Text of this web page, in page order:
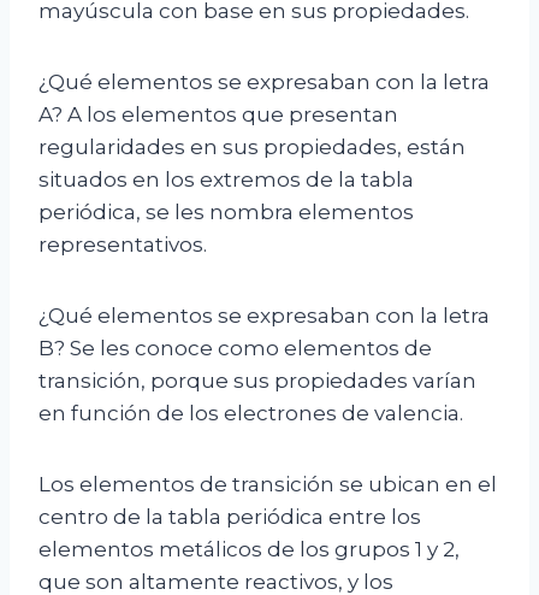
mayúscula con base en sus propiedades.
¿Qué elementos se expresaban con la letra
A? A los elementos que presentan
regularidades en sus propiedades, están
situados en los extremos de la tabla
periódica, se les nombra elementos
representativos.
¿Qué elementos se expresaban con la letra
B? Se les conoce como elementos de
transición, porque sus propiedades varían
en función de los electrones de valencia.
Los elementos de transición se ubican en el
centro de la tabla periódica entre los
elementos metálicos de los grupos 1 y 2,
que son altamente reactivos, y los